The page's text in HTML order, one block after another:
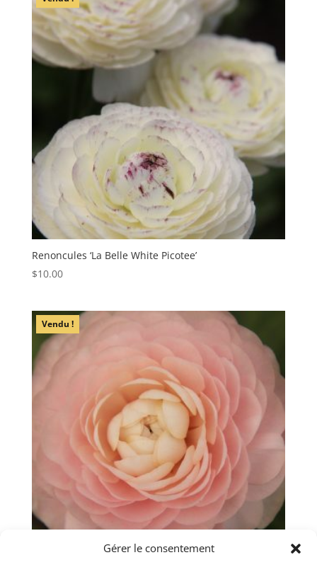
Gérer le consentement
Renoncules ‘La Belle White Picotee’
$10.00
Vendu !